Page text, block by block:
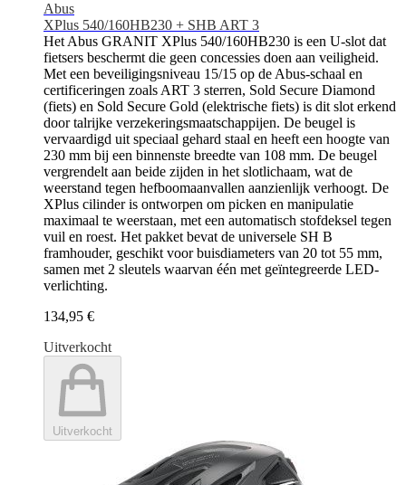
Abus
XPlus 540/160HB230 + SHB ART 3
Het Abus GRANIT XPlus 540/160HB230 is een U-slot dat
fietsers beschermt die geen concessies doen aan veiligheid.
Met een beveiligingsniveau 15/15 op de Abus-schaal en
certificeringen zoals ART 3 sterren, Sold Secure Diamond
(fiets) en Sold Secure Gold (elektrische fiets) is dit slot erkend
door talrijke verzekeringsmaatschappijen. De beugel is
vervaardigd uit speciaal gehard staal en heeft een hoogte van
230 mm bij een binnenste breedte van 108 mm. De beugel
vergrendelt aan beide zijden in het slotlichaam, wat de
weerstand tegen hefboomaanvallen aanzienlijk verhoogt. De
XPlus cilinder is ontworpen om picken en manipulatie
maximaal te weerstaan, met een automatisch stofdeksel tegen
vuil en roest. Het pakket bevat de universele SH B
framhouder, geschikt voor buisdiameters van 20 tot 55 mm,
samen met 2 sleutels waarvan één met geïntegreerde LED-
verlichting.
134,95 €
Uitverkocht
Uitverkocht